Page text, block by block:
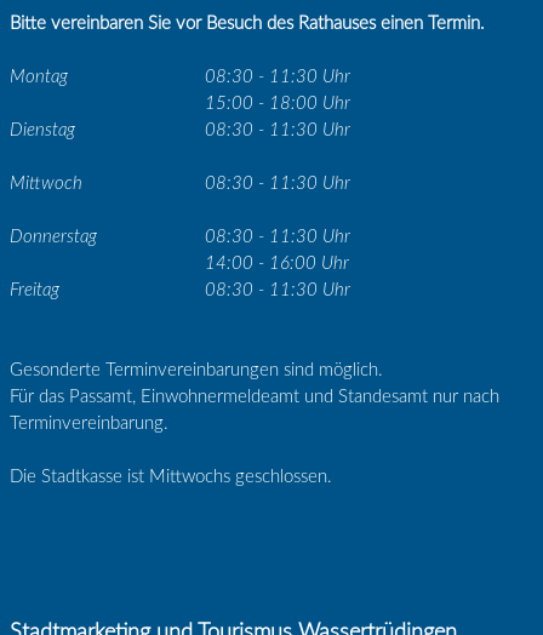
Bitte vereinbaren Sie vor Besuch des Rathauses einen Termin.
Montag
08:30 - 11:30 Uhr
15:00 - 18:00 Uhr
Dienstag
08:30 - 11:30 Uhr
Mittwoch 08:30 - 11:30 Uhr
Donnerstag
08:30 - 11:30 Uhr
14:00 - 16:00 Uhr
Freitag
08:30 - 11:30 Uhr
Gesonderte Terminvereinbarungen sind möglich.
Für das Passamt, Einwohnermeldeamt und Standesamt nur nach
Terminvereinbarung.
Die Stadtkasse ist Mittwochs geschlossen.